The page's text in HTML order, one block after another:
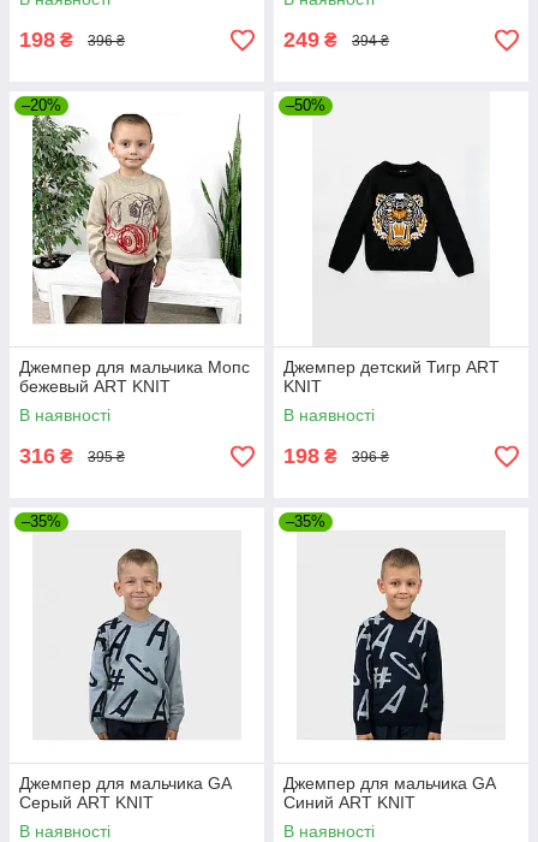
198 ₴ 396 ₴ 249 ₴ 394 ₴
–20%
Джемпер для мальчика Мопс
бежевый ART KNIT
В наявності
316 ₴ 395 ₴
–50%
Джемпер детский Тигр ART
KNIT
В наявності
198 ₴ 396 ₴
–35%
Джемпер для мальчика GA
Серый ART KNIT
В наявності
–35%
Джемпер для мальчика GA
Синий ART KNIT
В наявності